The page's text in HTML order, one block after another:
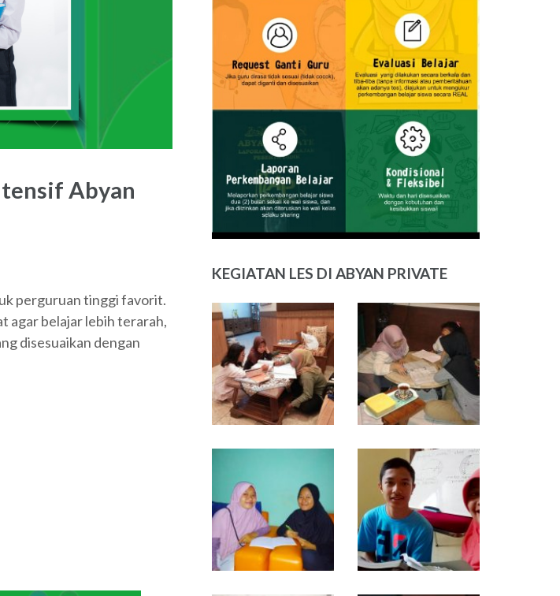
Abyan
perguruan tinggi favorit.
agar belajar lebih terarah,
disesuaikan dengan
KEGIATAN LES DI ABYAN PRIVATE